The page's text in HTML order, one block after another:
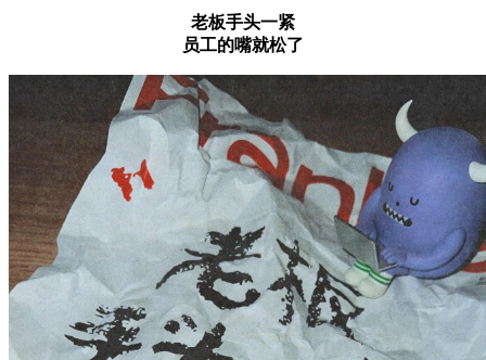
老板手头一紧
员工的嘴就松了